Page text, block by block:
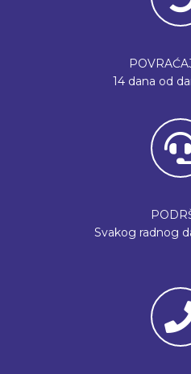
14 dana od
Svakog radnog